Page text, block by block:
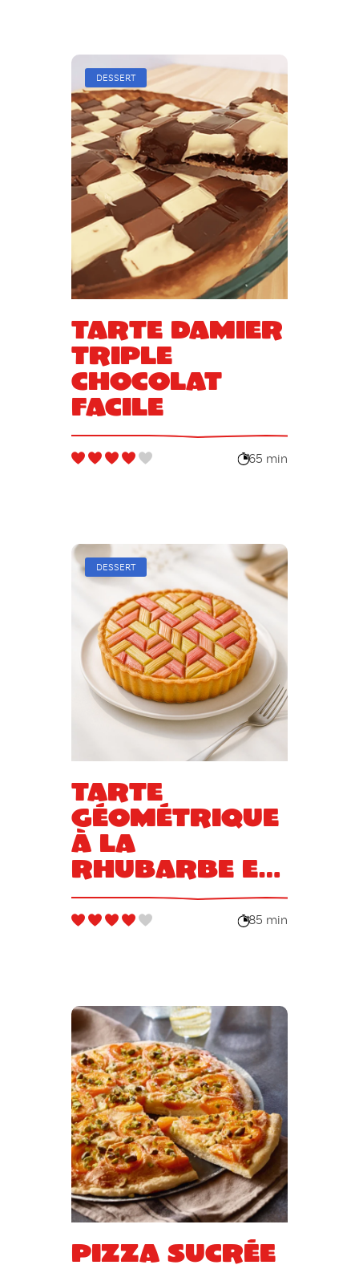
DESSERT
Tarte damier
triple
chocolat
facile
65 min
DESSERT
Tarte
géométrique
à la
rhubarbe et
sa
frangipane85 min
Pizza sucrée